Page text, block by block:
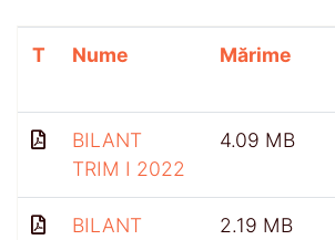
T Nume Mărime
BILANT
TRIM I 2022
4.09 MB
BILANT
2.19 MB